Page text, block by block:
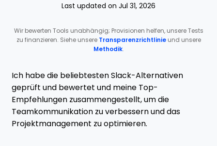
Last updated on Jul 31, 2026
Wir bewerten Tools unabhängig; Provisionen helfen, unsere Tests
zu finanzieren. Siehe unsere Transparenzrichtlinieund unsere
Methodik.
Ich habe die beliebtesten Slack-Alternativen
geprüft und bewertet und meine Top-
Empfehlungen zusammengestellt, um die
Teamkommunikation zu verbessern und das
Projektmanagement zu optimieren.